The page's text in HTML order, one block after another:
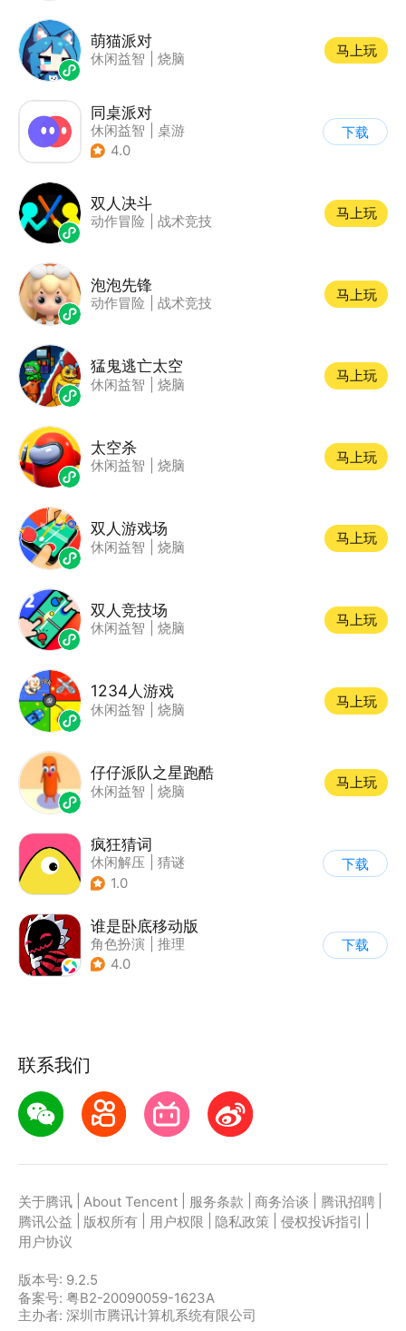
萌猫派对
休闲益智 烧脑
马上玩
同桌派对
休闲益智
桌游
| 派对游戏
4.0
下载
双人决斗
动作冒险 战术竞技
马上玩
泡泡先锋
动作冒险 战术竞技
马上玩
猛鬼逃亡太空
休闲益智 烧脑
马上玩
太空杀
休闲益智 烧脑
马上玩
双人游戏场
休闲益智 烧脑
马上玩
双人竞技场
休闲益智 烧脑
马上玩
1234人游戏
休闲益智 烧脑
马上玩
仔仔派队之星跑酷
休闲益智 烧脑
马上玩
疯狂猜词
休闲解压
猜谜
1.0
下载
谁是卧底移动版
角色扮演
推理
| 谁是卧底
4.0
下载
联系我们
关于腾讯 About Tencent 服务条款 商务洽谈 腾讯招聘
腾讯公益
版权所有 用户权限 隐私政策 侵权投诉指引
用户协议
版本号: 9.2.5
备案号: 粤B2-20090059-1623A
主办者: 深圳市腾讯计算机系统有限公司